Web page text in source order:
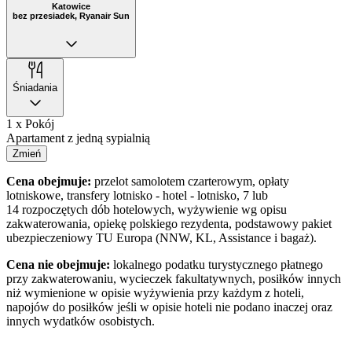
Katowice
bez przesiadek, Ryanair Sun
Śniadania
1 x Pokój
Apartament z jedną sypialnią
Zmień
Cena obejmuje: przelot samolotem czarterowym, opłaty
lotniskowe, transfery lotnisko - hotel - lotnisko, 7 lub
14 rozpoczętych dób hotelowych, wyżywienie wg opisu
zakwaterowania, opiekę polskiego rezydenta, podstawowy pakiet
ubezpieczeniowy TU Europa (NNW, KL, Assistance i bagaż).
Cena nie obejmuje: lokalnego podatku turystycznego płatnego
przy zakwaterowaniu, wycieczek fakultatywnych, posiłków innych
niż wymienione w opisie wyżywienia przy każdym z hoteli,
napojów do posiłków jeśli w opisie hoteli nie podano inaczej oraz
innych wydatków osobistych.